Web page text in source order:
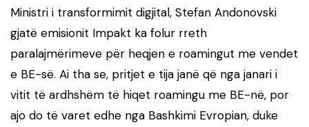
Ministri i transformimit digjital, Stefan Andonovski
gjatë emisionit Impakt ka folur rreth
paralajmërimeve për heqjen e roamingut me vendet
e BE-së. Ai tha se, pritjet e tija janë që nga janari i
vitit të ardhshëm të hiqet roamingu me BE-në, por
ajo do të varet edhe nga Bashkimi Evropian, duke